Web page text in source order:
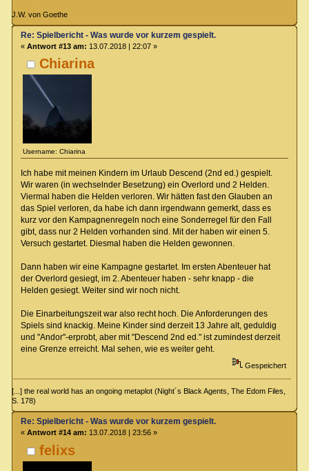
J.W. von Goethe
Chiarina
Username: Chiarina
Re: Spielbericht - Was wurde vor kurzem gespielt.
« Antwort #13 am: 13.07.2018 | 22:07 »
Ich habe mit meinen Kindern im Urlaub Descend (2nd ed.) gespielt.
Wir waren (in wechselnder Besetzung) ein Overlord und 2 Helden.
Viermal haben die Helden verloren. Wir hätten fast den Glauben an
das Spiel verloren, da habe ich dann irgendwann gemerkt, dass es
kurz vor den Kampagnenregeln noch eine Sonderregel für den Fall
gibt, dass nur 2 Helden vorhanden sind. Mit der haben wir einen 5.
Versuch gestartet. Diesmal haben die Helden gewonnen.
Dann haben wir eine Kampagne gestartet. Im ersten Abenteuer hat
der Overlord gesiegt, im 2. Abenteuer haben - sehr knapp - die
Helden gesiegt. Weiter sind wir noch nicht.
Die Einarbeitungszeit war also recht hoch. Die Anforderungen des
Spiels sind knackig. Meine Kinder sind derzeit 13 Jahre alt, geduldig
und "Andor"-erprobt, aber mit "Descend 2nd ed." ist zumindest derzeit
eine Grenze erreicht. Mal sehen, wie es weiter geht.
Gespeichert
[...] the real world has an ongoing metaplot (Night´s Black Agents, The Edom Files,
S. 178)
felixs
Re: Spielbericht - Was wurde vor kurzem gespielt.
« Antwort #14 am: 13.07.2018 | 23:56 »